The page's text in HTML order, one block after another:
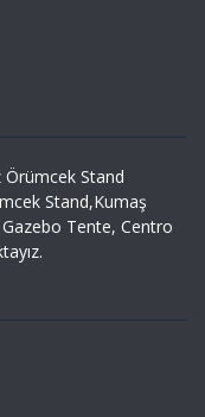
Örümcek Stand
Stand,Kumaş
Tente, Centro